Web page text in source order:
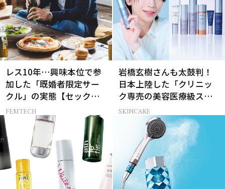
レス10年…興味本位で参
加した「既婚者限定サー
クル」の実態【セックス
レス AND THE CITY -女た
ちの告白-】
FEMTECH
岩橋玄樹さんも太鼓判！
日本上陸した「クリニッ
ク専売の美容医療級スキ
ンケア」
SKINCARE